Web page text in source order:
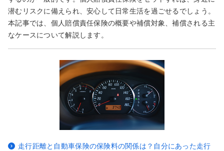
潜むリスクに備えられ、安心して日常生活を過ごせるでしょう。
本記事では、個人賠償責任保険の概要や補償対象、補償される主
なケースについて解説します。
走行距離と自動車保険の保険料の関係は？自分にあった走行